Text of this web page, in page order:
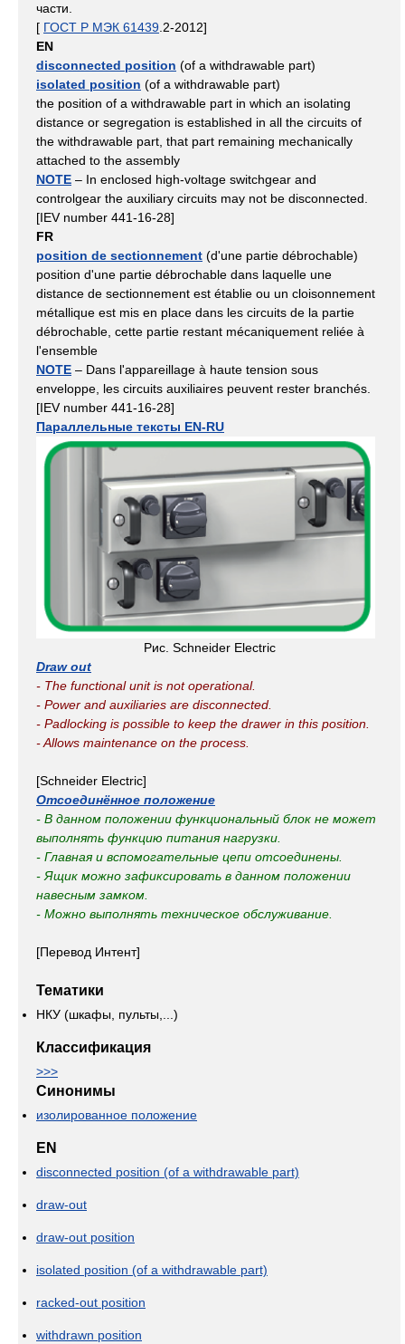
части.
[ ГОСТ Р МЭК 61439.2-2012]
EN
disconnected position (of a withdrawable part)
isolated position (of a withdrawable part)
the position of a withdrawable part in which an isolating
distance or segregation is established in all the circuits of
the withdrawable part, that part remaining mechanically
attached to the assembly
NOTE – In enclosed high-voltage switchgear and
controlgear the auxiliary circuits may not be disconnected.
[IEV number 441-16-28]
FR
position de sectionnement (d'une partie débrochable)
position d'une partie débrochable dans laquelle une
distance de sectionnement est établie ou un cloisonnement
métallique est mis en place dans les circuits de la partie
débrochable, cette partie restant mécaniquement reliée à
l'ensemble
NOTE – Dans l'appareillage à haute tension sous
enveloppe, les circuits auxiliaires peuvent rester branchés.
[IEV number 441-16-28]
Параллельные тексты EN-RU
Рис. Schneider Electric
Draw out
- The functional unit is not operational.
- Power and auxiliaries are disconnected.
- Padlocking is possible to keep the drawer in this position.
- Allows maintenance on the process.
[Schneider Electric]
Отсоединённое положение
- В данном положении функциональный блок не может
выполнять функцию питания нагрузки.
- Главная и вспомогательные цепи отсоединены.
- Ящик можно зафиксировать в данном положении
навесным замком.
- Можно выполнять техническое обслуживание.
[Перевод Интент]
Тематики
НКУ (шкафы, пульты,...)
Классификация
>>>
Синонимы
изолированное положение
EN
disconnected position (of a withdrawable part)
draw-out
draw-out position
isolated position (of a withdrawable part)
racked-out position
withdrawn position